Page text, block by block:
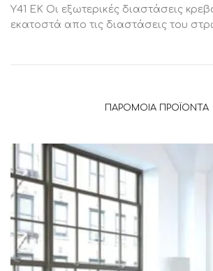
Υ41 ΕΚ Οι εξωτερικές διαστάσεις
εκατοστά απο τις διαστάσεις του
ΠΑΡΌΜΟΙΑ ΠΡΟΪΌΝΤΑ